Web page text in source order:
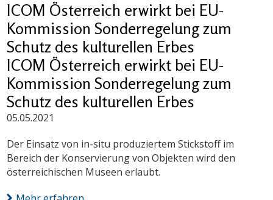
ICOM Österreich erwirkt bei EU-
Kommission Sonderregelung zum
Schutz des kulturellen Erbes
ICOM Österreich erwirkt bei EU-
Kommission Sonderregelung zum
Schutz des kulturellen Erbes
05.05.2021
Der Einsatz von in-situ produziertem Stickstoff im
Bereich der Konservierung von Objekten wird den
österreichischen Museen erlaubt.